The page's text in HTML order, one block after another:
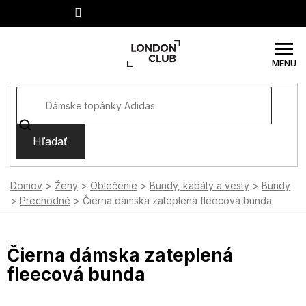
Hľadať
Domov Ženy Oblečenie Bundy, kabáty a vesty
Bundy
Prechodné
Čierna dámska zateplená fleecová bunda
Čierna dámska zateplená
fleecová bunda